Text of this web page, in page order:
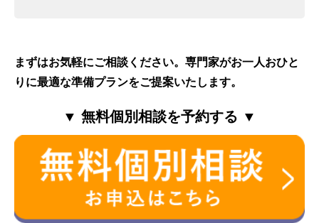
まずはお気軽にご相談ください。専門家がお一人おひと
りに最適な準備プランをご提案いたします。
▼ 無料個別相談を予約する ▼